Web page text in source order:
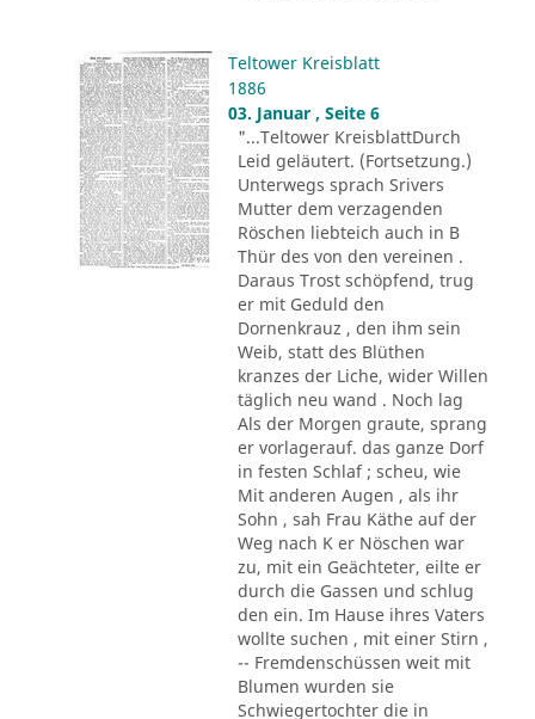
Teltower Kreisblatt
1886
03. Januar , Seite 6
"...Teltower KreisblattDurch
Leid geläutert. (Fortsetzung.)
Unterwegs sprach Srivers
Mutter dem verzagenden
Röschen liebteich auch in B
Thür des von den vereinen .
Daraus Trost schöpfend, trug
er mit Geduld den
Dornenkrauz , den ihm sein
Weib, statt des Blüthen
kranzes der Liche, wider Willen
täglich neu wand . Noch lag
Als der Morgen graute, sprang
er vorlagerauf. das ganze Dorf
in festen Schlaf ; scheu, wie
Mit anderen Augen , als ihr
Sohn , sah Frau Käthe auf der
Weg nach K er Nöschen war
zu, mit ein Geächteter, eilte er
durch die Gassen und schlug
den ein. Im Hause ihres Vaters
wollte suchen , mit einer Stirn ,
-- Fremdenschüssen weit mit
Blumen wurden sie
Schwiegertochter die in